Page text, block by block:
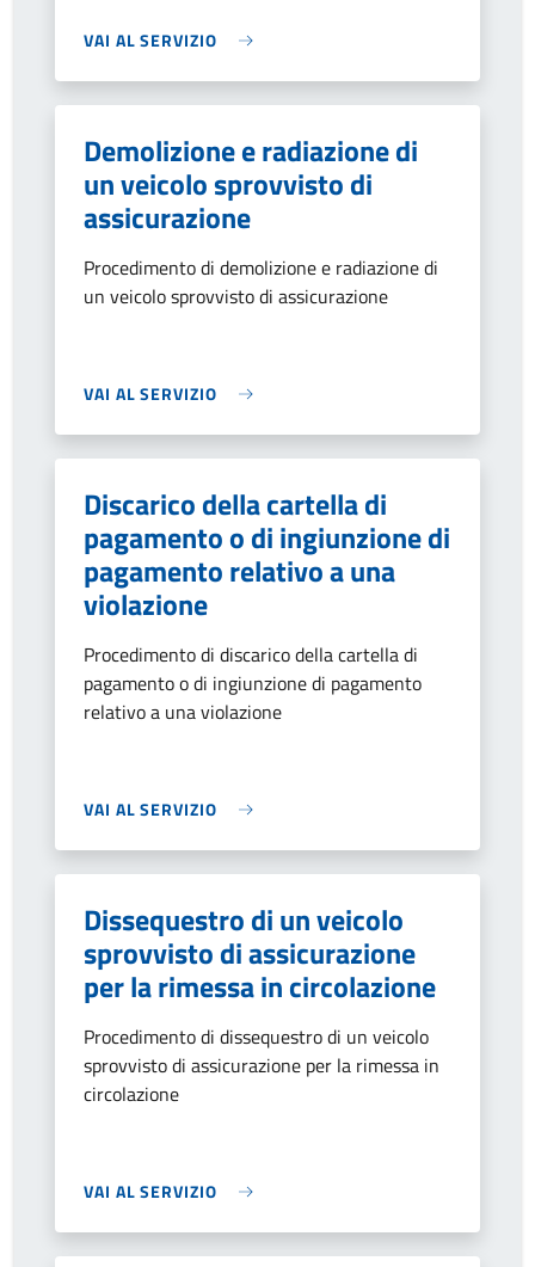
VAI AL SERVIZIO
Demolizione e radiazione di
un veicolo sprovvisto di
assicurazione
Procedimento di demolizione e radiazione di
un veicolo sprovvisto di assicurazione
VAI AL SERVIZIO
Discarico della cartella di
pagamento o di ingiunzione di
pagamento relativo a una
violazione
Procedimento di discarico della cartella di
pagamento o di ingiunzione di pagamento
relativo a una violazione
VAI AL SERVIZIO
Dissequestro di un veicolo
sprovvisto di assicurazione
per la rimessa in circolazione
Procedimento di dissequestro di un veicolo
sprovvisto di assicurazione per la rimessa in
circolazione
VAI AL SERVIZIO